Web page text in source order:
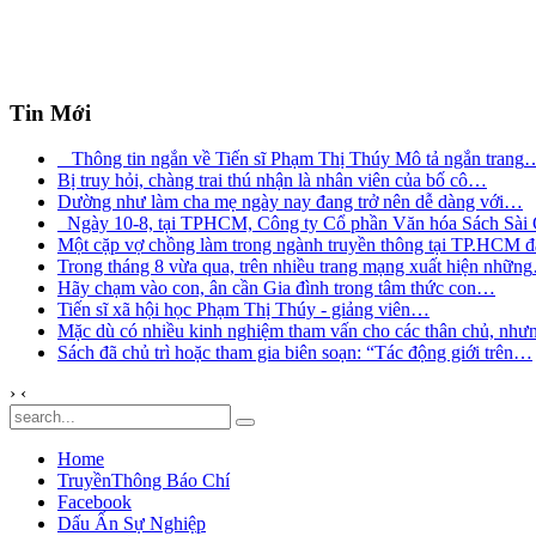
Tin Mới
Thông tin ngắn về Tiến sĩ Phạm Thị Thúy Mô tả ngắn trang
Bị truy hỏi, chàng trai thú nhận là nhân viên của bố cô…
Dường như làm cha mẹ ngày nay đang trở nên dễ dàng với…
Ngày 10-8, tại TPHCM, Công ty Cổ phần Văn hóa Sách Sài
Một cặp vợ chồng làm trong ngành truyền thông tại TP.HCM
Trong tháng 8 vừa qua, trên nhiều trang mạng xuất hiện những
Hãy chạm vào con, ân cần Gia đình trong tâm thức con…
Tiến sĩ xã hội học Phạm Thị Thúy - giảng viên…
Mặc dù có nhiều kinh nghiệm tham vấn cho các thân chủ,
Sách đã chủ trì hoặc tham gia biên soạn: “Tác động giới trên…
› ‹
Home
TruyềnThông Báo Chí
Facebook
Dấu Ấn Sự Nghiệp